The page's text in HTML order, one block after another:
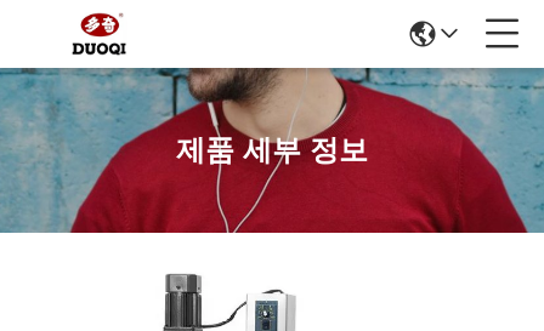
제품 세부 정보